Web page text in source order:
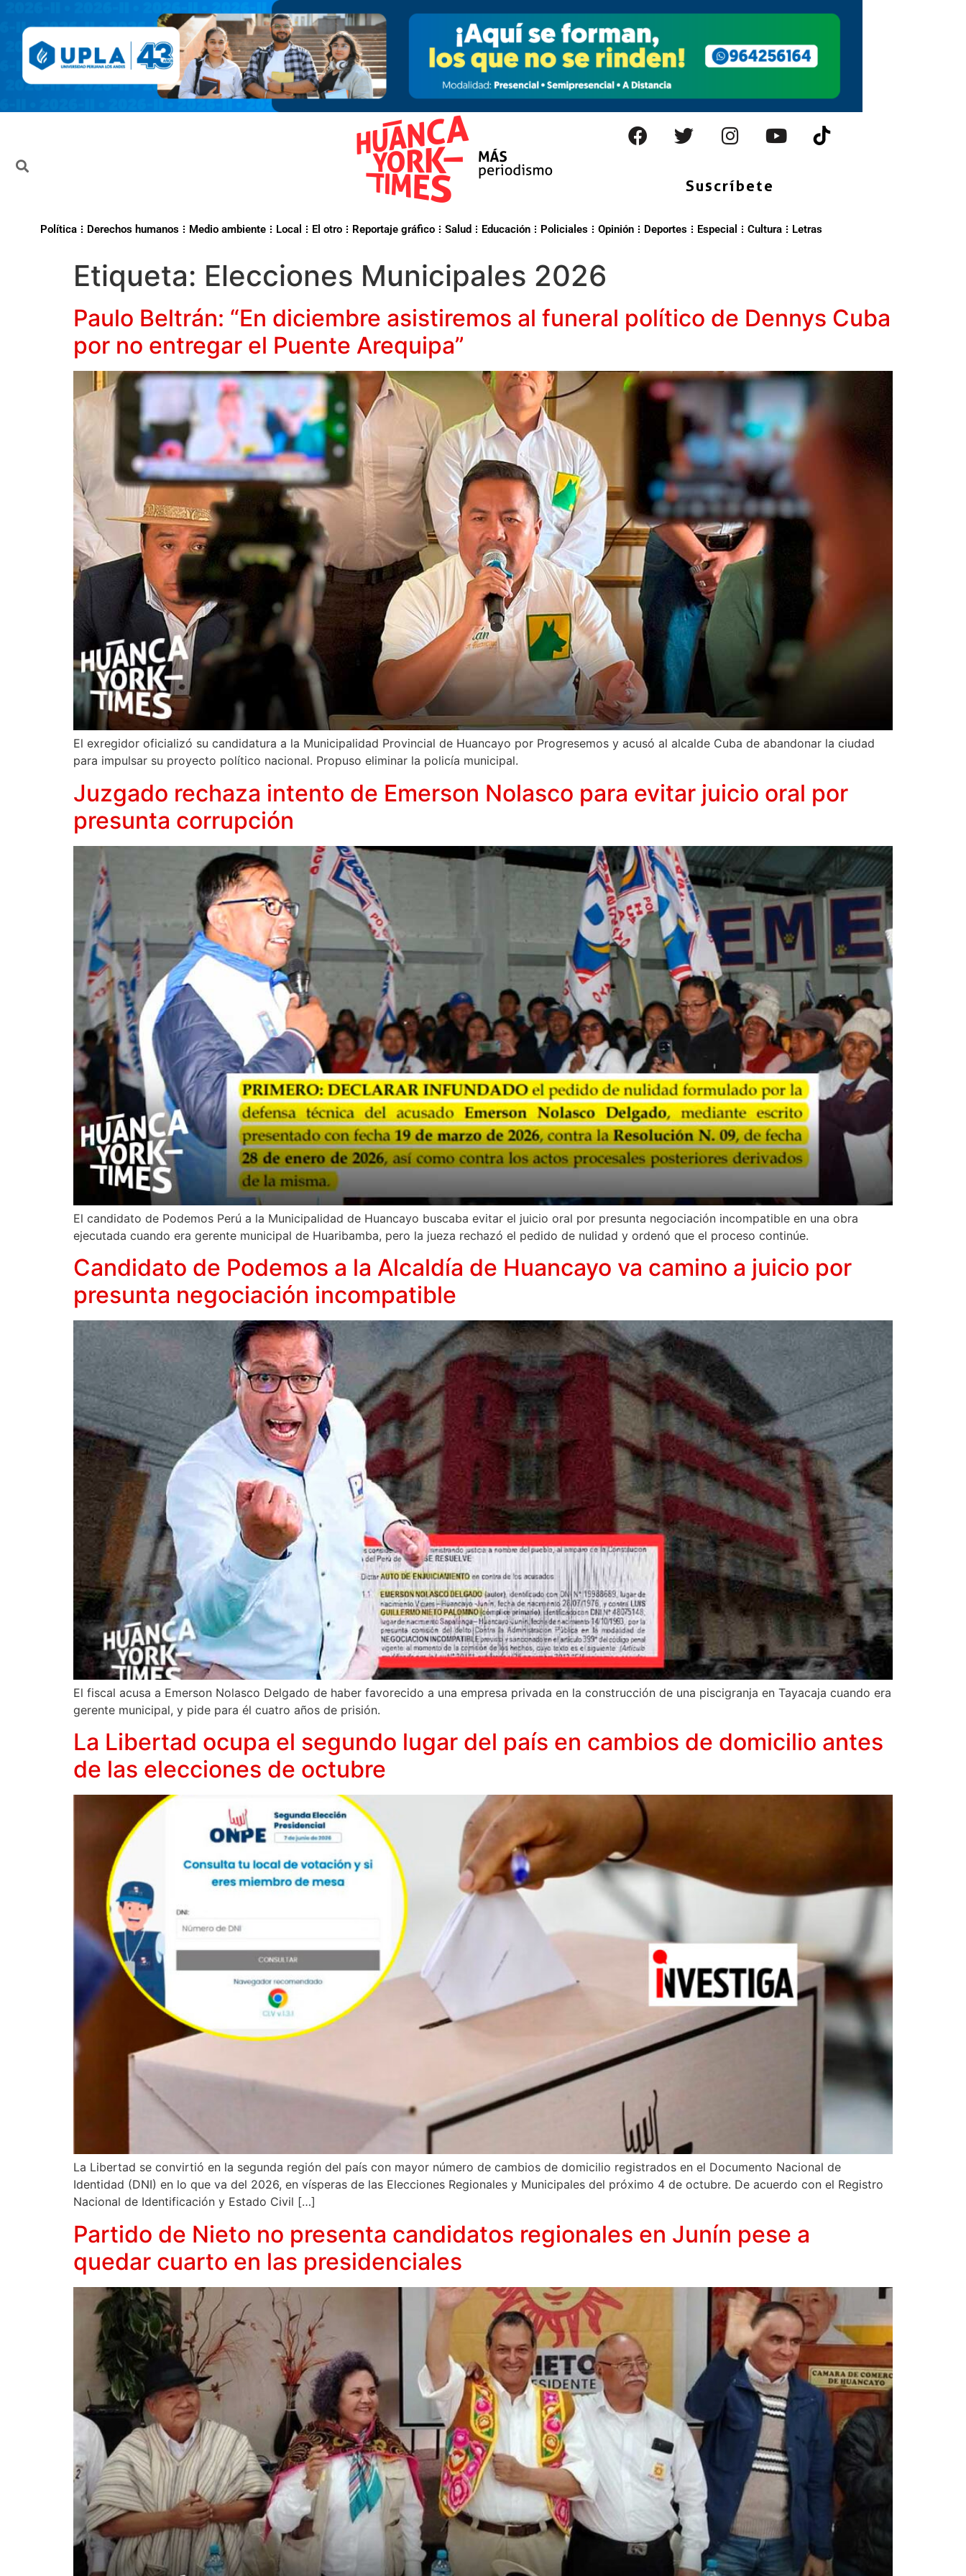
Suscríbete
Política Derechos humanos Medio ambiente Local El otro Reportaje gráfico Salud Educación Policiales Opinión Deportes Especial Cultura Letras
Etiqueta: Elecciones Municipales 2026
Paulo Beltrán: “En diciembre asistiremos al funeral político de Dennys Cuba
por no entregar el Puente Arequipa”
El exregidor oficializó su candidatura a la Municipalidad Provincial de Huancayo por Progresemos y acusó al alcalde Cuba de abandonar la ciudad
para impulsar su proyecto político nacional. Propuso eliminar la policía municipal.
Juzgado rechaza intento de Emerson Nolasco para evitar juicio oral por
presunta corrupción
El candidato de Podemos Perú a la Municipalidad de Huancayo buscaba evitar el juicio oral por presunta negociación incompatible en una obra
ejecutada cuando era gerente municipal de Huaribamba, pero la jueza rechazó el pedido de nulidad y ordenó que el proceso continúe.
Candidato de Podemos a la Alcaldía de Huancayo va camino a juicio por
presunta negociación incompatible
El fiscal acusa a Emerson Nolasco Delgado de haber favorecido a una empresa privada en la construcción de una piscigranja en Tayacaja cuando era
gerente municipal, y pide para él cuatro años de prisión.
La Libertad ocupa el segundo lugar del país en cambios de domicilio antes
de las elecciones de octubre
La Libertad se convirtió en la segunda región del país con mayor número de cambios de domicilio registrados en el Documento Nacional de
Identidad (DNI) en lo que va del 2026, en vísperas de las Elecciones Regionales y Municipales del próximo 4 de octubre. De acuerdo con el Registro
Nacional de Identificación y Estado Civil […]
Partido de Nieto no presenta candidatos regionales en Junín pese a
quedar cuarto en las presidenciales